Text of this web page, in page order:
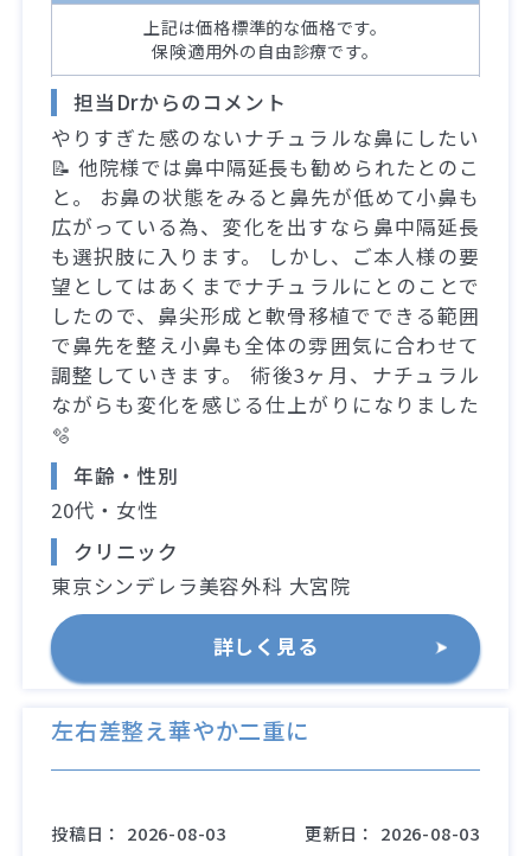
上記は価格標準的な価格です。
保険適用外の自由診療です。
担当Drからのコメント
やりすぎた感のないナチュラルな鼻にしたい
📝 他院様では鼻中隔延長も勧められたとのこ
と。 お鼻の状態をみると鼻先が低めて小鼻も
広がっている為、変化を出すなら鼻中隔延長
も選択肢に入ります。 しかし、ご本人様の要
望としてはあくまでナチュラルにとのことで
したので、鼻尖形成と軟骨移植でできる範囲
で鼻先を整え小鼻も全体の雰囲気に合わせて
調整していきます。 術後3ヶ月、ナチュラル
ながらも変化を感じる仕上がりになりました
🫧
年齢・性別
20代・女性
クリニック
東京シンデレラ美容外科 大宮院
詳しく見る
左右差整え華やか二重に
投稿日： 2026-08-03 更新日： 2026-08-03